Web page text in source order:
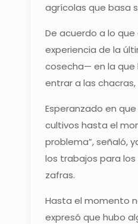
agrícolas que basa
De acuerdo a lo
experiencia de la
cosecha— en la que
entrar a las
Esperanzado en
cultivos hasta el
problema”, señaló,
los trabajos para
zafras.
Hasta el momento
expresó que hubo